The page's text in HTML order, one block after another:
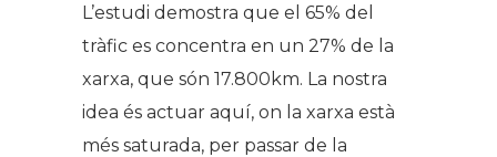
L’estudi demostra que el 65% del
tràfic es concentra en un 27% de la
xarxa, que són 17.800km. La nostra
idea és actuar aquí, on la xarxa està
més saturada, per passar de la